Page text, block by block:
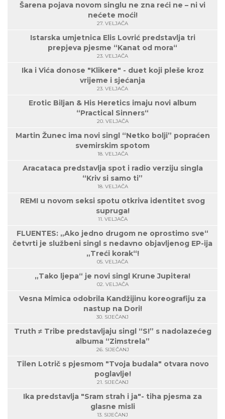
Šarena pojava novom singlu ne zna reći ne – ni vi
nećete moći!
27. VELJAČA
Istarska umjetnica Elis Lovrić predstavlja tri
prepjeva pjesme “Kanat od mora“
23. VELJAČA
Ika i Vića donose "Klikere" - duet koji pleše kroz
vrijeme i sjećanja
23. VELJAČA
Erotic Biljan & His Heretics imaju novi album
“Practical Sinners“
20. VELJAČA
Martin Žunec ima novi singl “Netko bolji” popraćen
svemirskim spotom
18. VELJAČA
Aracataca predstavlja spot i radio verziju singla
“Kriv si samo ti”
18. VELJAČA
REMI u novom seksi spotu otkriva identitet svog
supruga!
11. VELJAČA
FLUENTES: „Ako jedno drugom ne oprostimo sve“
četvrti je službeni singl s nedavno objavljenog EP-ija
„Treći korak“!
05. VELJAČA
„Tako ljepa“ je novi singl Krune Jupitera!
02. VELJAČA
Vesna Mimica odobrila Kandžijinu koreografiju za
nastup na Dori!
30. SIJEČANJ
Truth ≠ Tribe predstavljaju singl “S!” s nadolazećeg
albuma “Zimstrela”
26. SIJEČANJ
Tilen Lotrič s pjesmom "Tvoja budala" otvara novo
poglavlje!
21. SIJEČANJ
Ika predstavlja "Sram strah i ja"- tiha pjesma za
glasne misli
13. SIJEČANJ